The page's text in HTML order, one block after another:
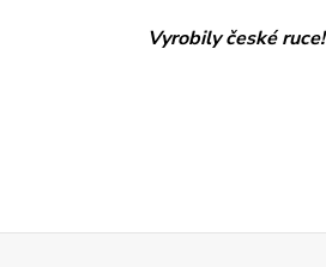
Vyrobily české ruce!